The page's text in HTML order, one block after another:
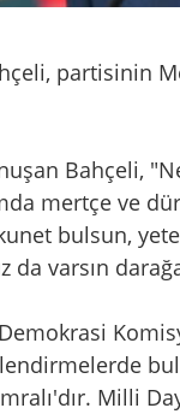
partisinin
Bahçeli,
mertçe ve
bulsun,
da varsın
Milli